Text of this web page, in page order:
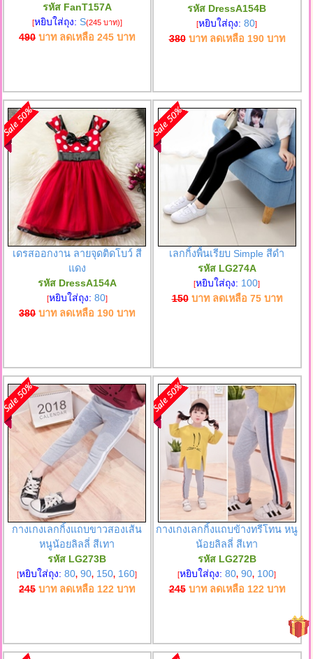
รหัส FanT157A
[หยิบใส่ถุง: S(245 บาท)]
490บาท ลดเหลือ245 บาท
รหัส DressA154B
[หยิบใส่ถุง:80]
380บาท ลดเหลือ 190บาท
เดรสออกงาน ลายจุดติดโบว์ สี
แดง
รหัส DressA154A
[หยิบใส่ถุง: 80]
380บาท ลดเหลือ 190 บาท
เลกกิ้งพื้นเรียบ Simple สีดำ
รหัส LG274A
[หยิบใส่ถุง: 100]
150บาท ลดเหลือ 75บาท
กางเกงเลกกิ้งแถบขาวสองเส้น
หนูน้อยลิลลี่ สีเทา
รหัส LG273B
[หยิบใส่ถุง:80, 90, 150, 160]
245บาท ลดเหลือ 122 บาท
กางเกงเลกกิ้งแถบข้างทรีโทน หนู
น้อยลิลลี่ สีเทา
รหัส LG272B
[หยิบใส่ถุง:80, 90, 100]
245บาท ลดเหลือ 122บาท